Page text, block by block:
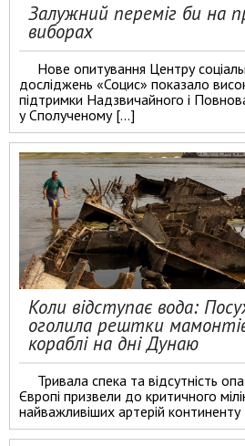
Залужний переміг би на
виборах
Нове опитування Центру
досліджень «Социс» показало
підтримки Надзвичайного і
у Сполученому […]
Коли відступає вода:
оголила рештки
кораблі на дні Дунаю
Тривала спека та відсутність
Європі призвели до критичного
найважливіших артерій